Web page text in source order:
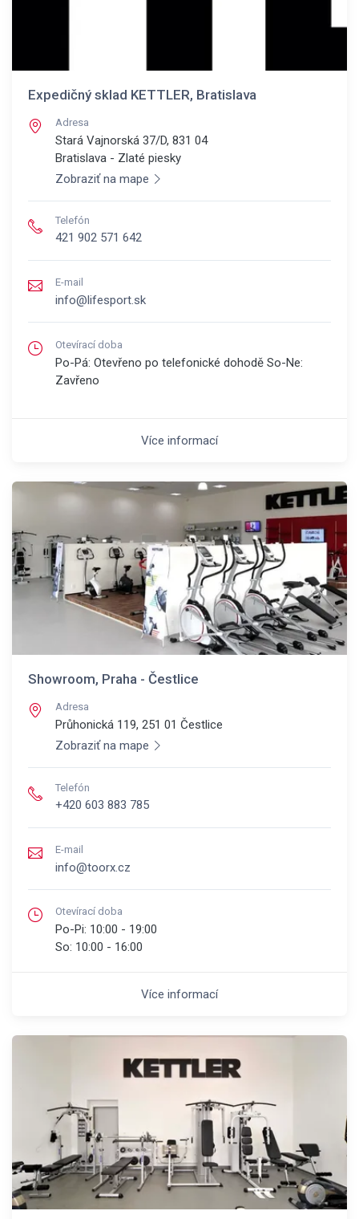
Expedičný sklad KETTLER, Bratislava
Adresa
Stará Vajnorská 37/D, 831 04
Bratislava - Zlaté piesky
Zobraziť na mape
Telefón
421 902 571 642
E-mail
info@lifesport.sk
Otevírací doba
Po-Pá: Otevřeno po telefonické dohodě So-Ne:
Zavřeno
Více informací
Showroom, Praha - Čestlice
Adresa
Průhonická 119, 251 01 Čestlice
Zobraziť na mape
Telefón
+420 603 883 785
E-mail
info@toorx.cz
Otevírací doba
Po-Pi: 10:00 - 19:00
So: 10:00 - 16:00
Více informací